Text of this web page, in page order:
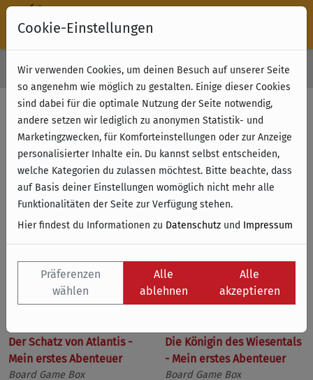
Kostenloser Versand & Retoure ab 49 € (innerhalb Deutschlands)
Filter anzeigen
Name
Der Schatz von Atlantis -
Mein erstes Abenteuer
Board Game Box
Die Königin des Wiesentals
- Mein erstes Abenteuer
Board Game Box
Cookie-Einstellungen
Wir verwenden Cookies, um deinen Besuch auf unserer Seite
so angenehm wie möglich zu gestalten. Einige dieser Cookies
sind dabei für die optimale Nutzung der Seite notwendig,
andere setzen wir lediglich zu anonymen Statistik- und
Marketingzwecken, für Komforteinstellungen oder zur Anzeige
personalisierter Inhalte ein. Du kannst selbst entscheiden,
welche Kategorien du zulassen möchtest. Bitte beachte, dass
auf Basis deiner Einstellungen womöglich nicht mehr alle
Funktionalitäten der Seite zur Verfügung stehen.
Hier findest du Informationen zu Datenschutz und Impressum
Präferenzen
wählen
Alle
ablehnen
Alle
akzeptieren